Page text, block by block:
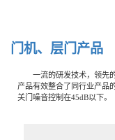
门 机、 层门 产品
一流的研发技术，领先的
产品有效整合了同行业产品
关门噪音控制在45dB以下。